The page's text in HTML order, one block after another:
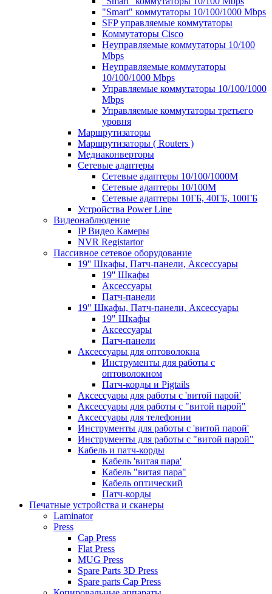
"Smart" коммутаторы 10/100/1000 Mbps
SFP управляемые коммутаторы
Коммутаторы Cisco
Неуправляемые коммутаторы 10/100
Mbps
Неуправляемые коммутаторы
10/100/1000 Mbps
Управляемые коммутаторы 10/100/1000
Mbps
Управляемые коммутаторы третьего
уровня
Маршрутизаторы
Маршрутизаторы ( Routers )
Медиаконверторы
Сетевые адаптеры
Сетевые адаптеры 10/100/1000М
Сетевые адаптеры 10/100M
Сетевые адаптеры 10ГБ, 40ГБ, 100ГБ
Устройства Power Line
Видеонаблюдение
IP Видео Камеры
NVR Registartor
Пассивное сетевое оборудование
19'' Шкафы, Патч-панели, Аксессуары
19'' Шкафы
Аксессуары
Патч-панели
19" Шкафы, Патч-панели, Аксессуары
19" Шкафы
Аксессуары
Патч-панели
Аксессуары для оптоволокна
Инструменты для работы с
оптоволокном
Патч-корды и Pigtails
Аксессуары для работы с 'витой парой'
Аксессуары для работы с "витой парой"
Аксессуары для телефонии
Инструменты для работы с 'витой парой'
Инструменты для работы с "витой парой"
Кабель и патч-корды
Кабель 'витая пара'
Кабель "витая пара"
Кабель оптический
Патч-корды
Печатные устройства и сканеры
Laminator
Press
Cap Press
Flat Press
MUG Press
Spare Parts 3D Press
Spare parts Cap Press